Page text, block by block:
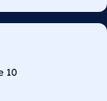
10